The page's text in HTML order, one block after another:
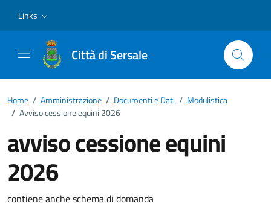
Links
Città di Sersale
Home / Amministrazione / Documenti e Dati / Modulistica
/ Avviso cessione equini 2026
avviso cessione equini
2026
Dettagli del documento
contiene anche schema di domanda